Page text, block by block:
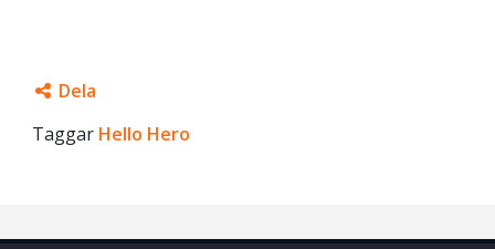
Dela
Facebook
Taggar Hello Hero